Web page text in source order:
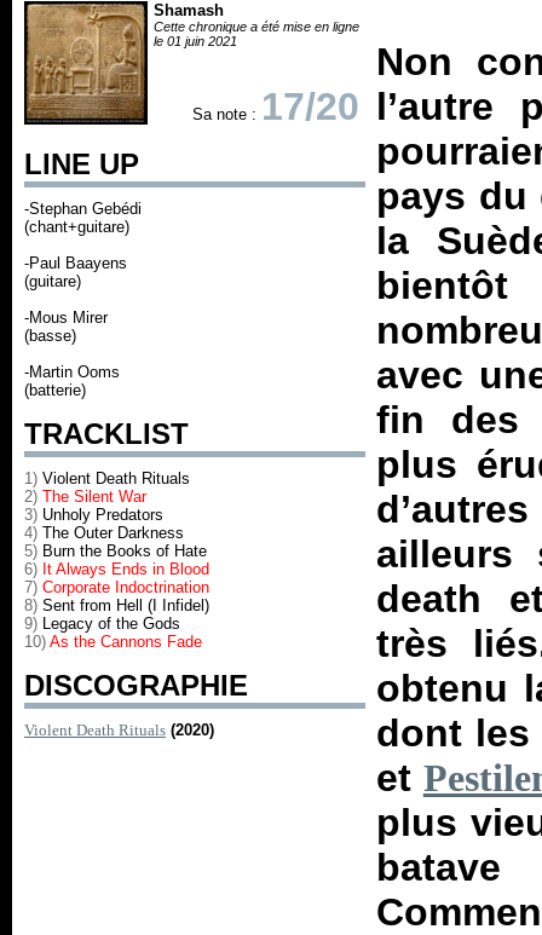
Shamash
Cette chronique a été mise en ligne
le 01 juin 2021
Sa note : 17/20
LINE UP
-Stephan Gebédi
(chant+guitare)
-Paul Baayens
(guitare)
-Mous Mirer
(basse)
-Martin Ooms
(batterie)
TRACKLIST
1) Violent Death Rituals
2) The Silent War
3) Unholy Predators
4) The Outer Darkness
5) Burn the Books of Hate
6) It Always Ends in Blood
7) Corporate Indoctrination
8) Sent from Hell (I Infidel)
9) Legacy of the Gods
10) As the Cannons Fade
DISCOGRAPHIE
Violent Death Rituals (2020)
Non
l’autre
pays du
la
avec
fin des
plus
ailleurs
death
très
obtenu
dont
et
plus
batave